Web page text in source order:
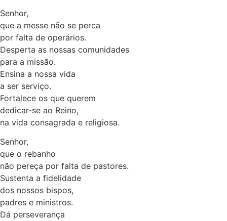
Senhor,
que a messe não se perca
por falta de operários.
Desperta as nossas comunidades
para a missão.
Ensina a nossa vida
a ser serviço.
Fortalece os que querem
dedicar-se ao Reino,
na vida consagrada e religiosa.
Senhor,
que o rebanho
não pereça por falta de pastores.
Sustenta a fidelidade
dos nossos bispos,
padres e ministros.
Dá perseverança